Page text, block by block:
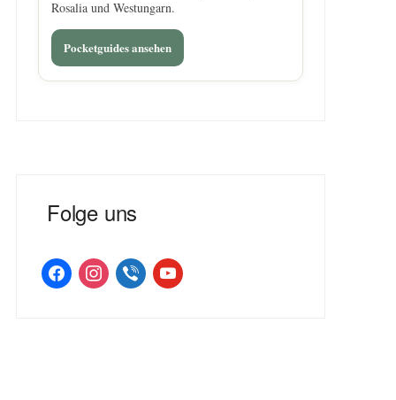
Rosalia und Westungarn.
Pocketguides ansehen
Folge uns
facebookinstagramviber youtube